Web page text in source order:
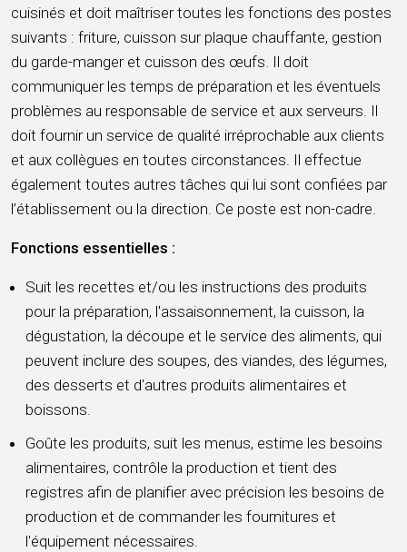
cuisinés et doit maîtriser toutes les fonctions des postes
suivants : friture, cuisson sur plaque chauffante, gestion
du garde-manger et cuisson des œufs. Il doit
communiquer les temps de préparation et les éventuels
problèmes au responsable de service et aux serveurs. Il
doit fournir un service de qualité irréprochable aux clients
et aux collègues en toutes circonstances. Il effectue
également toutes autres tâches qui lui sont confiées par
l’établissement ou la direction. Ce poste est non-cadre.
Fonctions essentielles :
Suit les recettes et/ou les instructions des produits
pour la préparation, l'assaisonnement, la cuisson, la
dégustation, la découpe et le service des aliments, qui
peuvent inclure des soupes, des viandes, des légumes,
des desserts et d'autres produits alimentaires et
boissons.
Goûte les produits, suit les menus, estime les besoins
alimentaires, contrôle la production et tient des
registres afin de planifier avec précision les besoins de
production et de commander les fournitures et
l'équipement nécessaires.